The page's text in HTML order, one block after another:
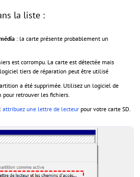
la liste :
: la carte présente probablement un
est corrompu. La carte est détectée mais
tiers de réparation peut être utilisé
a été supprimée. Utilisez un logiciel de
pour retrouver les fichiers.
attribuez une lettre de lecteur pour votre carte SD.